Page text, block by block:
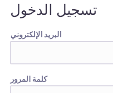
تسجيل الدخول
البريد الإلكتروني
كلمة المرور